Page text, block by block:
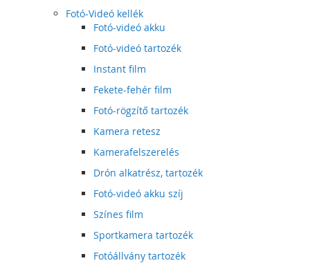
Fotó-Videó kellék
Fotó-videó akku
Fotó-videó tartozék
Instant film
Fekete-fehér film
Fotó-rögzítő tartozék
Kamera retesz
Kamerafelszerelés
Drón alkatrész, tartozék
Fotó-videó akku szíj
Színes film
Sportkamera tartozék
Fotóállvány tartozék